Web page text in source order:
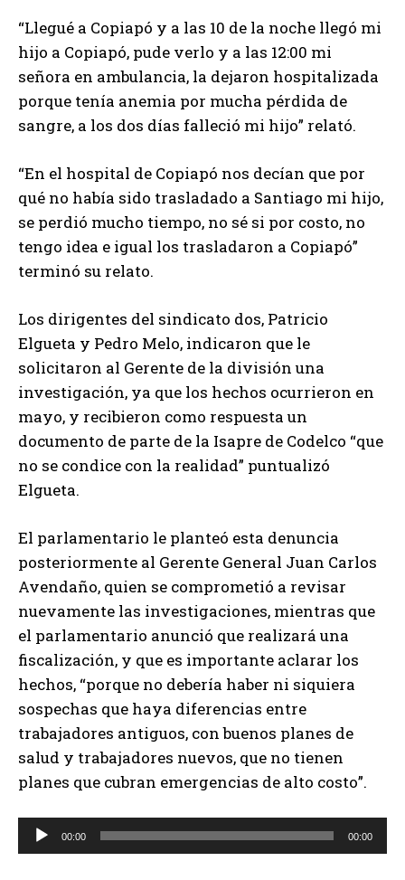
“Llegué a Copiapó y a las 10 de la noche llegó mi
hijo a Copiapó, pude verlo y a las 12:00 mi
señora en ambulancia, la dejaron hospitalizada
porque tenía anemia por mucha pérdida de
sangre, a los dos días falleció mi hijo” relató.
“En el hospital de Copiapó nos decían que por
qué no había sido trasladado a Santiago mi hijo,
se perdió mucho tiempo, no sé si por costo, no
tengo idea e igual los trasladaron a Copiapó”
terminó su relato.
Los dirigentes del sindicato dos, Patricio
Elgueta y Pedro Melo, indicaron que le
solicitaron al Gerente de la división una
investigación, ya que los hechos ocurrieron en
mayo, y recibieron como respuesta un
documento de parte de la Isapre de Codelco “que
no se condice con la realidad” puntualizó
Elgueta.
El parlamentario le planteó esta denuncia
posteriormente al Gerente General Juan Carlos
Avendaño, quien se comprometió a revisar
nuevamente las investigaciones, mientras que
el parlamentario anunció que realizará una
fiscalización, y que es importante aclarar los
hechos, “porque no debería haber ni siquiera
sospechas que haya diferencias entre
trabajadores antiguos, con buenos planes de
salud y trabajadores nuevos, que no tienen
planes que cubran emergencias de alto costo”.
e
00:00 00:00